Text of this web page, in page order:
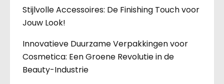
Stijlvolle Accessoires: De Finishing Touch voor
Jouw Look!
Innovatieve Duurzame Verpakkingen voor
Cosmetica: Een Groene Revolutie in de
Beauty-Industrie